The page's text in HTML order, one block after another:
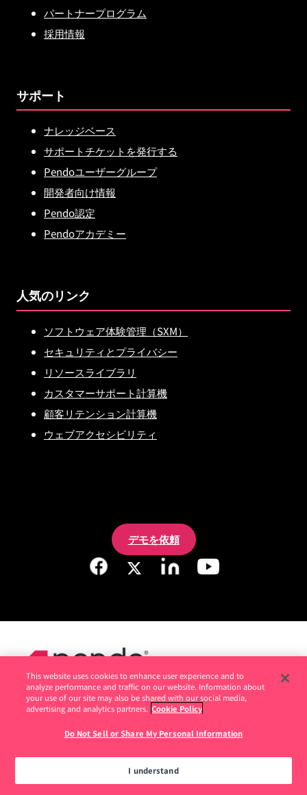
パートナープログラム
採用情報
サポート
ナレッジベース
サポートチケットを発行する
Pendoユーザーグループ
開発者向け情報
Pendo認定
Pendoアカデミー
人気のリンク
ソフトウェア体験管理（SXM）
セキュリティとプライバシー
リソースライブラリ
カスタマーサポート計算機
顧客リテンション計算機
ウェブアクセシビリティ
デモを依頼
This website uses cookies to enhance user experience and to
analyze performance and traffic on our website. Information about
your use of our site may also be shared with our social media,
advertising and analytics partners. Cookie Policy
Do Not Sell or Share My Personal Information
I understand